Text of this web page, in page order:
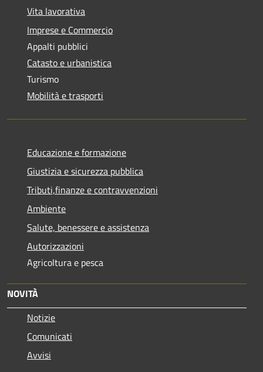
Vita lavorativa
Imprese e Commercio
Appalti pubblici
Catasto e urbanistica
Turismo
Mobilità e trasporti
Educazione e formazione
Giustizia e sicurezza pubblica
Tributi,finanze e contravvenzioni
Ambiente
Salute, benessere e assistenza
Autorizzazioni
Agricoltura e pesca
NOVITÀ
Notizie
Comunicati
Avvisi